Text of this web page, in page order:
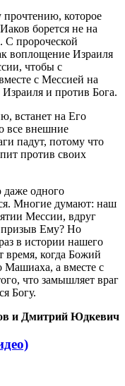
прочтению, которое
борется не на
С пророческой
воплощение Израиля
чтобы с
с Мессией на
и против Бога.
встанет на Его
все внешние
падут, потому что
против своих
даже одного
Многие думают: наш
Мессии, вдруг
призыв Ему? Но
в истории нашего
время, когда Божий
Машиаха, а вместе с
что замышляет враг
Богу.
и Дмитрий Юдкевич